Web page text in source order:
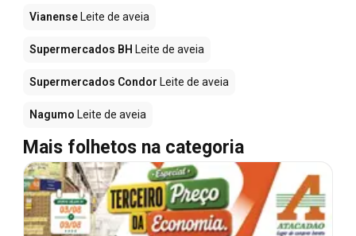
Vianense Leite de aveia
Supermercados BH Leite de aveia
Supermercados Condor Leite de aveia
Nagumo Leite de aveia
Mais folhetos na categoria